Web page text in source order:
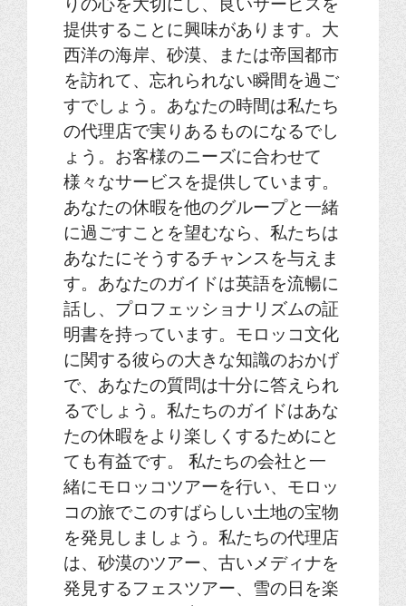
提供することに興味があります。大
西洋の海岸、砂漠、または帝国都市
を訪れて、忘れられない瞬間を過ご
すでしょう。あなたの時間は私たち
の代理店で実りあるものになるでし
ょう。お客様のニーズに合わせて
様々なサービスを提供しています。
あなたの休暇を他のグループと一緒
に過ごすことを望むなら、私たちは
あなたにそうするチャンスを与えま
す。あなたのガイドは英語を流暢に
話し、プロフェッショナリズムの証
明書を持っています。モロッコ文化
に関する彼らの大きな知識のおかげ
で、あなたの質問は十分に答えられ
るでしょう。私たちのガイドはあな
たの休暇をより楽しくするためにと
ても有益です。 私たちの会社と一
緒にモロッコツアーを行い、モロッ
コの旅でこのすばらしい土地の宝物
を発見しましょう。私たちの代理店
は、砂漠のツアー、古いメディナを
発見するフェスツアー、雪の日を楽